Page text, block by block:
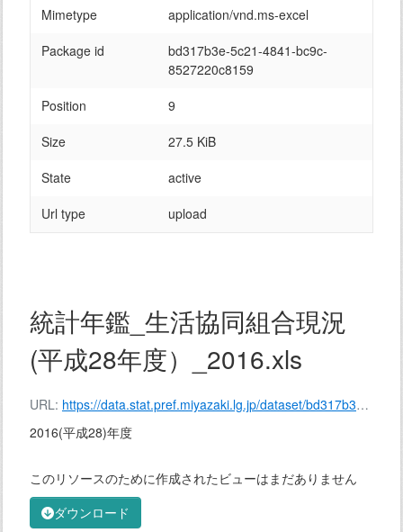
ダウンロード
統計年鑑_生活協同組合現況
(平成28年度）_2016.xls
URL: https://data.stat.pref.miyazaki.lg.jp/dataset/bd317b3e-5c21-4841-bc9c-8527220c8159/resource/e0ea8ee3-f499-4b66-9c8b-f21d0bad5d93/download/%E7%B5%B1%E8%A8%88%E5%B9%B4%E9%91%91_%E7%94%9F%E6%B4%BB%E5%8D%94%E5%90%8C%E7%B5%84%E5%90%88%E7%8F%BE%E6%B3%81(%E5%B9%B3%E6%88%9028%E5%B9%B4%E5%BA%A6%EF%BC%89_2016.xls
2016(平成28)年度
このリソースのために作成されたビューはまだありません
Mimetype
application/vnd.ms-excel
Package id
bd317b3e-5c21-4841-bc9c-
8527220c8159
Position
9
Size
27.5 KiB
State
active
Url type
upload